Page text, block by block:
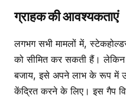
ग्राहक की आवश्यकताएं
लगभग सभी मामलों में,
को सीमित कर सकती हैं।
बजाय, इसे अपने लाभ के रूप में
केंद्रित करने के लिए। इस गैप